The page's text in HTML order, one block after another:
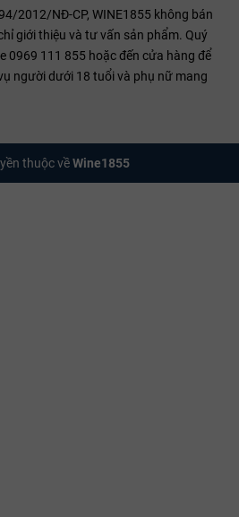
2012/NĐ-CP, WINE1855 không bán
giới thiệu và tư vấn sản phẩm. Quý
0969 111 855 hoặc đến cửa hàng để
người dưới 18 tuổi và phụ nữ mang
thuộc vềWine1855